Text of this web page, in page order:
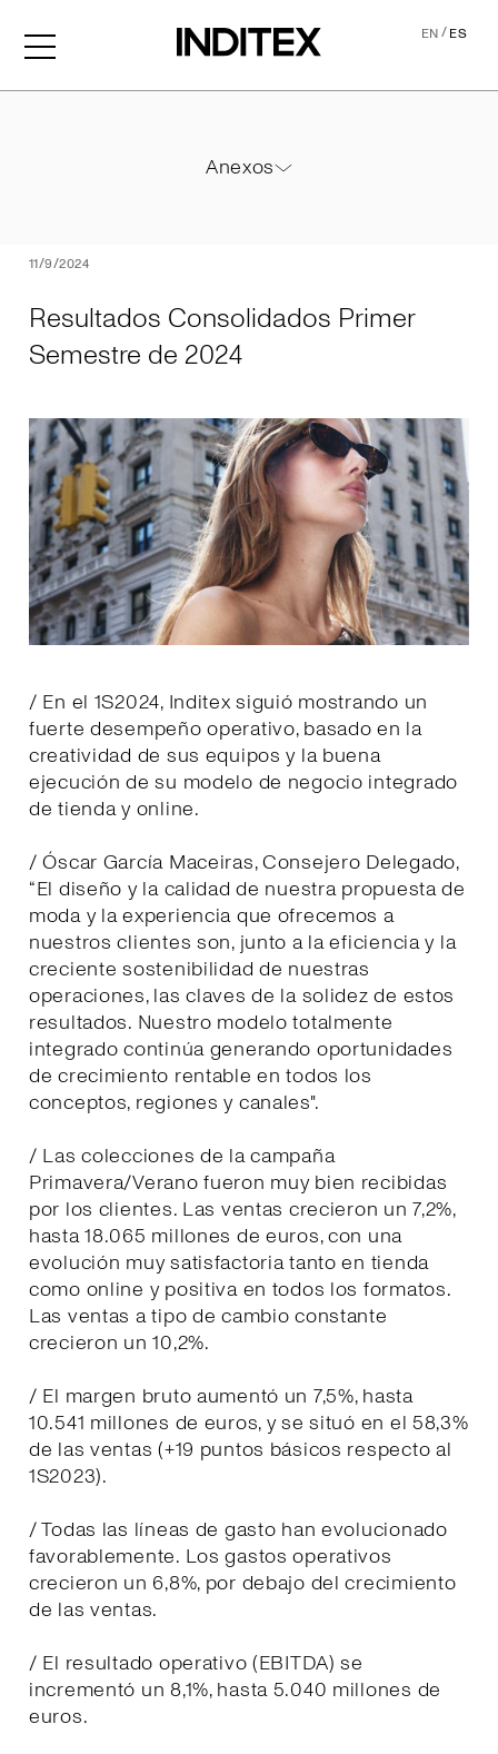
EN/ES
11/9/2024
Resultados Consolidados Primer
Semestre de 2024
/ En el 1S2024, Inditex siguió mostrando un
fuerte desempeño operativo, basado en la
creatividad de sus equipos y la buena
ejecución de su modelo de negocio integrado
de tienda y online.
/ Óscar García Maceiras, Consejero Delegado,
“El diseño y la calidad de nuestra propuesta de
moda y la experiencia que ofrecemos a
nuestros clientes son, junto a la eficiencia y la
creciente sostenibilidad de nuestras
operaciones, las claves de la solidez de estos
resultados. Nuestro modelo totalmente
integrado continúa generando oportunidades
de crecimiento rentable en todos los
conceptos, regiones y canales".
/ Las colecciones de la campaña
Primavera/Verano fueron muy bien recibidas
por los clientes. Las ventas crecieron un 7,2%,
hasta 18.065 millones de euros, con una
evolución muy satisfactoria tanto en tienda
como online y positiva en todos los formatos.
Las ventas a tipo de cambio constante
crecieron un 10,2%.
/ El margen bruto aumentó un 7,5%, hasta
10.541 millones de euros, y se situó en el 58,3%
de las ventas (+19 puntos básicos respecto al
1S2023).
/ Todas las líneas de gasto han evolucionado
favorablemente. Los gastos operativos
crecieron un 6,8%, por debajo del crecimiento
de las ventas.
/ El resultado operativo (EBITDA) se
incrementó un 8,1%, hasta 5.040 millones de
euros.
Anexos